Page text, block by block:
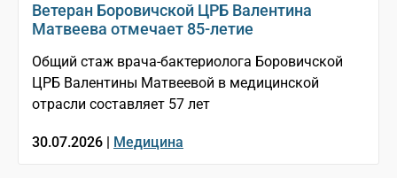
Ветеран Боровичской ЦРБ Валентина
Матвеева отмечает 85-летие
Общий стаж врача-бактериолога Боровичской
ЦРБ Валентины Матвеевой в медицинской
отрасли составляет 57 лет
30.07.2026 | Медицина